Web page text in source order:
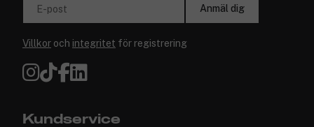
E-post Anmäl dig
Villkor och integritet för registrering
Kundservice